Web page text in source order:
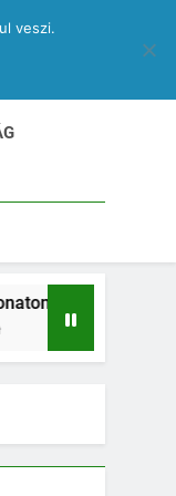
jegyzetfüzet
veszi.